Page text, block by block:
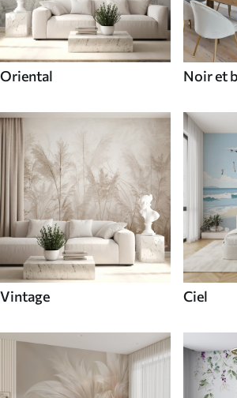
Oriental Noir et
Vintage Ciel